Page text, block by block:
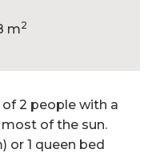
m2
2 people with a
of the sun.
or 1 queen bed